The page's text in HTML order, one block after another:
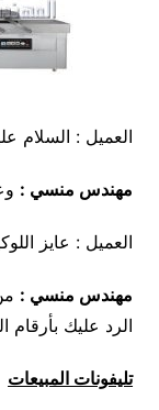
العميل : السلام
مهندس منسي :
العميل : عايز
مهندس منسي :
الرد عليك بأرقام
تليفونات المبيعات